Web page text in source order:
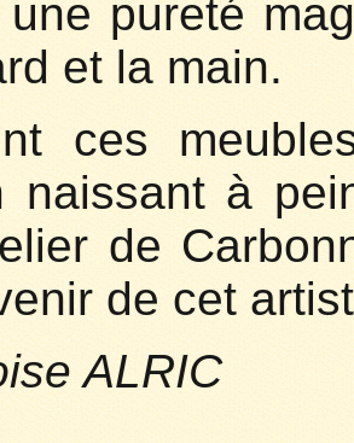
une pureté
et la main.
ces
naissant à
de
de cet
ALRIC